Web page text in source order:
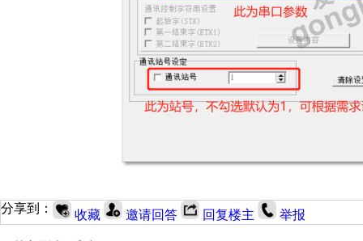
分享到： 收藏 邀请回答 回复楼主 举报